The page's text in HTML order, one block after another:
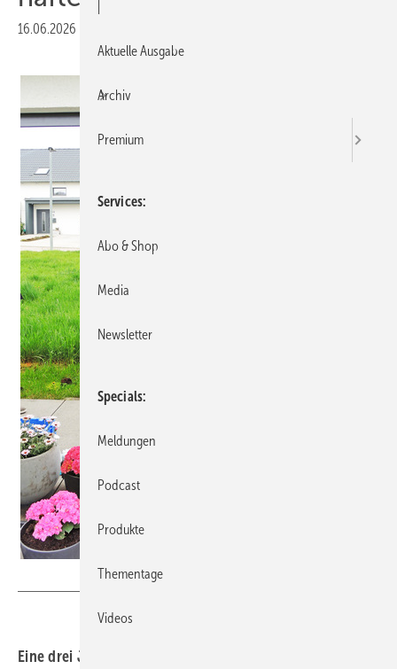
16.06.2026
Eine drei Jahre alte Aluminiumhaustüre zeigt weiße
Aktuelle Ausgabe
Archiv
Premium
Services
Abo & Shop
Media
Newsletter
Specials
Meldungen
Podcast
Produkte
Thementage
Videos